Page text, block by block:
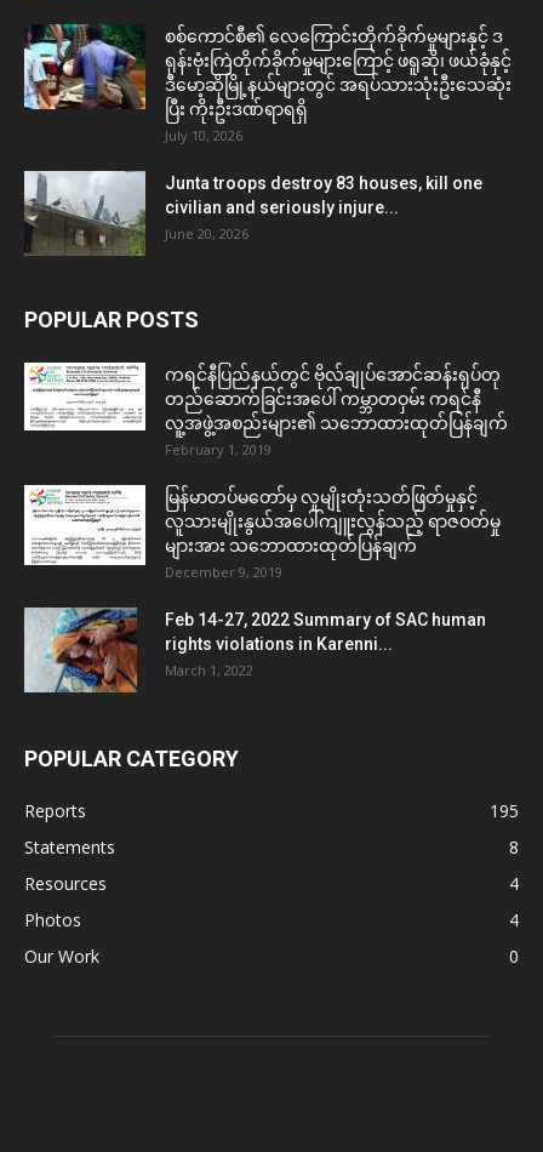
စစ်ကောင်စီ၏ လေကြောင်းတိုက်ခိုက်မှုများနှင့် ဒ
ရုန်းဗုံးကြဲတိုက်ခိုက်မှုများကြောင့် ဖရူဆို၊ ဖယ်ခုံနှင့်
ဒီမော့ဆိုမြို့နယ်များတွင် အရပ်သားသုံးဦးသေဆုံး
ပြီး ကိုးဦးဒဏ်ရာရရှိ
July 10, 2026
Junta troops destroy 83 houses, kill one
civilian and seriously injure...
June 20, 2026
POPULAR POSTS
ကရင်နီပြည်နယ်တွင် ဗိုလ်ချုပ်အောင်ဆန်းရုပ်တု
တည်ဆောက်ခြင်းအပေါ် ကမ္ဘာတဝှမ်း ကရင်နီ
လူ့အဖွဲ့အစည်းများ၏ သဘောထားထုတ်ပြန်ချက်
February 1, 2019
မြန်မာတပ်မတော်မှ လူမျိုးတုံးသတ်ဖြတ်မှုနှင့်
လူသားမျိုးနွယ်အပေါ်ကျူးလွန်သည့် ရာဇဝတ်မှု
များအား သဘောထားထုတ်ပြန်ချက်
December 9, 2019
Feb 14-27, 2022 Summary of SAC human
rights violations in Karenni...
March 1, 2022
POPULAR CATEGORY
Reports
195
Statements
8
Resources
4
Photos
4
Our Work
0